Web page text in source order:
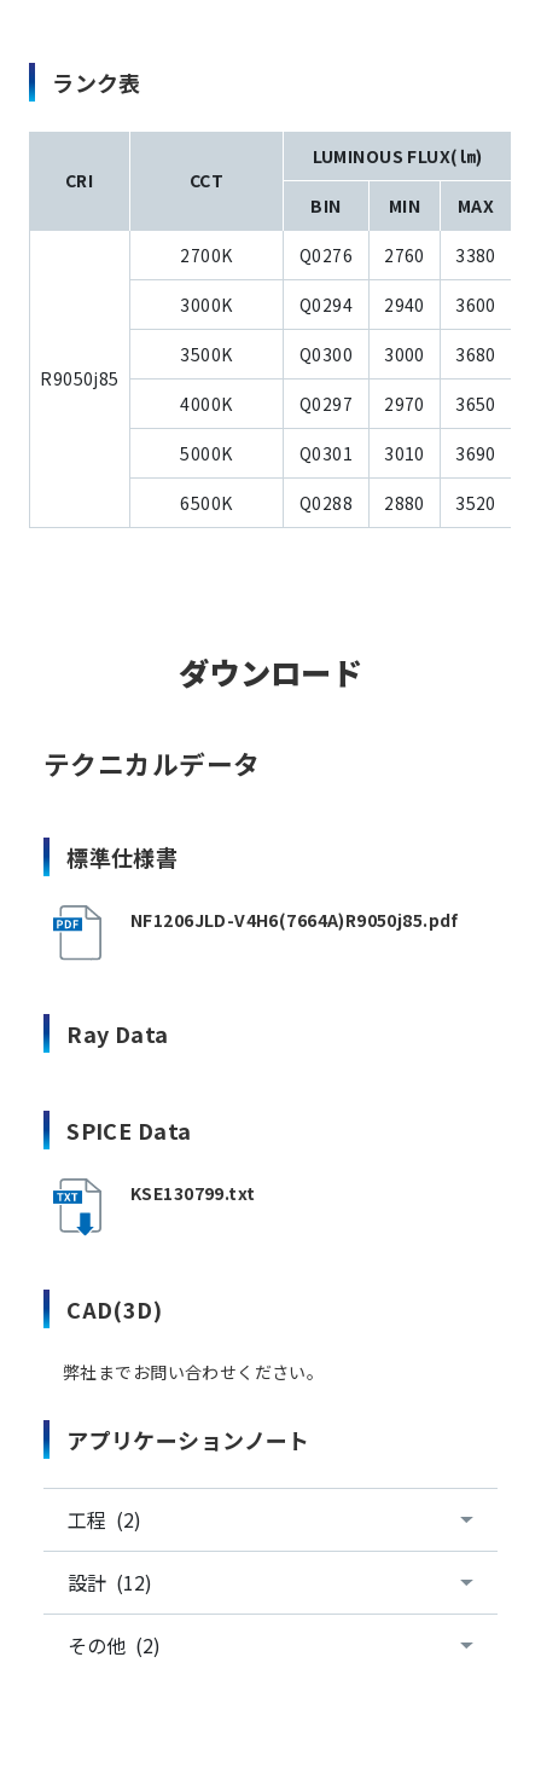
ランク表
CRI CCT
LUMINOUS FLUX(㏐)
BIN MIN MAX
R9050j85
2700K Q0276 2760 3380
3000K Q0294 2940 3600
3500K Q0300 3000 3680
4000K Q0297 2970 3650
5000K Q0301 3010 3690
6500K Q0288 2880 3520
ダウンロード
テクニカルデータ
標準仕様書
NF1206JLD-V4H6(7664A)R9050j85.pdf
Ray Data
SPICE Data
KSE130799.txt
CAD(3D)
弊社までお問い合わせください。
アプリケーションノート
工程 (2)
設計 (12)
その他 (2)